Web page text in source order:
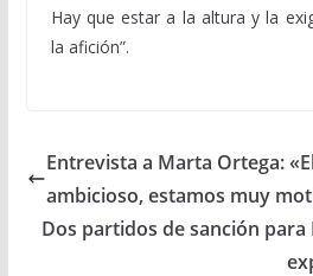
Hay que estar a la altura y la
la afición”.
Entrevista a Marta Ortega:
ambicioso, estamos muy
Dos partidos de sanción